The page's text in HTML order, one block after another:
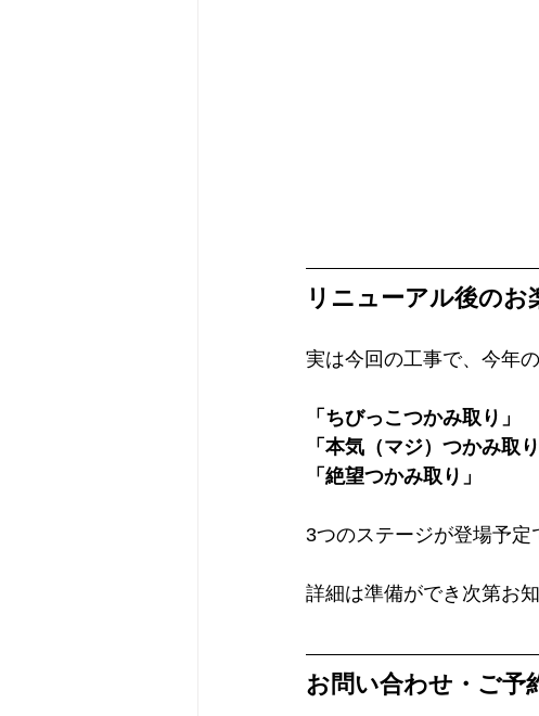
リニューアル後のお
実は今回の工事で、今年
「ちびっこつかみ取り」
「本気（マジ）つかみ取り
「絶望つかみ取り」
3つのステージが登場予定
詳細は準備ができ次第お
お問い合わせ・ご予